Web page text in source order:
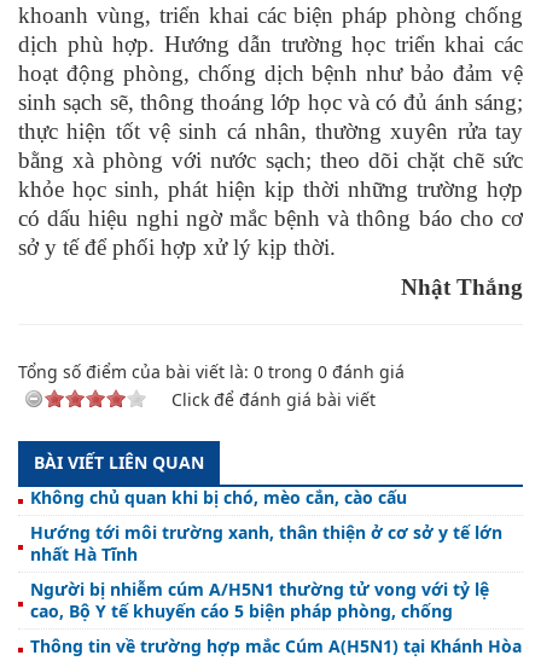
khoanh vùng, triển khai các biện pháp phòng chống
dịch phù hợp. Hướngdẫn trường học triển khai các
hoạt động phòng, chống dịch bệnh như bảo đảm vệ
sinh sạch sẽ, thông thoáng lớp học và có đủ ánh sáng;
thực hiện tốt vệ sinh cá nhân, thường xuyên rửa tay
bằng xà phòng với nước sạch; theo dõi chặt chẽ sức
khỏe học sinh, phát hiện kịp thời những trường hợp
có dấu hiệu nghi ngờ mắc bệnh và thông báo cho cơ
sở y tế để phối hợp xử lý kịp thời.
Nhật Thắng
Tổng số điểm của bài viết là: 0 trong 0 đánh giá
Click để đánh giá bài viết
BÀI VIẾT LIÊN QUAN
Không chủ quan khi bị chó, mèo cắn, cào cấu
Hướng tới môi trường xanh, thân thiện ở cơ sở y tế lớn
nhất Hà Tĩnh
Người bị nhiễm cúm A/H5N1 thường tử vong với tỷ lệ
cao, Bộ Y tế khuyến cáo 5 biện pháp phòng, chống
Thông tin về trường hợp mắc Cúm A(H5N1) tại Khánh Hòa